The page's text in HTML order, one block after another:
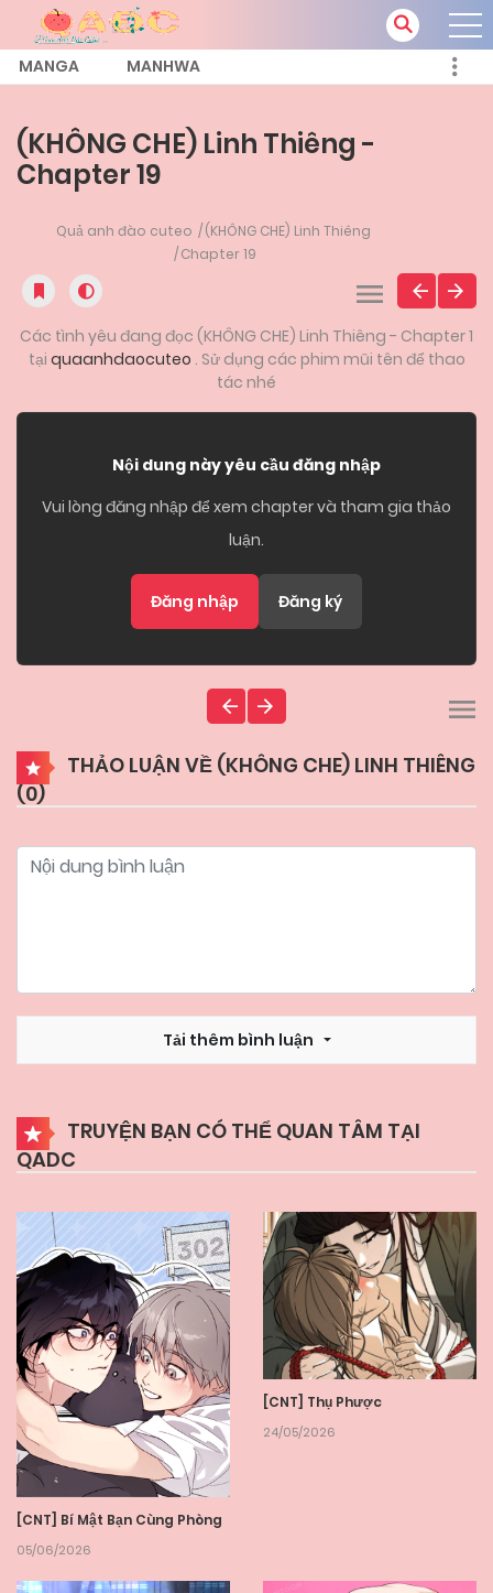
MANGA MANHWA
(KHÔNG CHE) Linh Thiêng -
Chapter 19
Quả anh đào cuteo
(KHÔNG CHE) Linh Thiêng
Chapter 19
Các tình yêu đang đọc (KHÔNG CHE) Linh Thiêng - Chapter 1
tại quaanhdaocuteo . Sử dụng các phim mũi tên để thao
tác nhé
Nội dung này yêu cầu đăng nhập
Vui lòng đăng nhập để xem chapter và tham gia thảo
luận.
Đăng nhập Đăng ký
THẢO LUẬN VỀ (KHÔNG CHE) LINH THIÊNG
(0)
Tải thêm bình luận
TRUYỆN BẠN CÓ THỂ QUAN TÂM TẠI
QADC
[CNT] Bí Mật Bạn Cùng Phòng
05/06/2026
[CNT] Thụ Phược
24/05/2026